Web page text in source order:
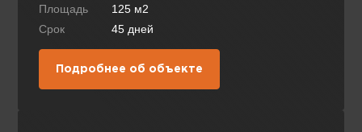
Площадь
125 м2
Срок
45 дней
Подробнее об объекте